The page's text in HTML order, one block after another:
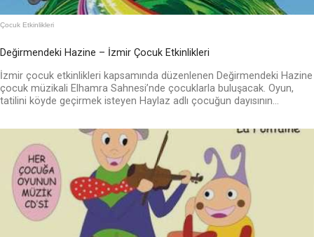
Çocuk Etkinlikleri
Değirmendeki Hazine – İzmir Çocuk Etkinlikleri
İzmir çocuk etkinlikleri kapsamında düzenlenen Değirmendeki Hazine
çocuk müzikali Elhamra Sahnesi’nde çocuklarla buluşacak. Oyun,
tatilini köyde geçirmek isteyen Haylaz adlı çocuğun dayısının...